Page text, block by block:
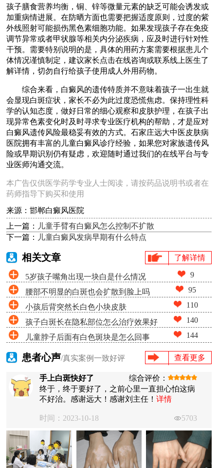
孩子膳食营养均衡，铜、锌等微量元素的缺乏可能会诱发或
加重病情进展。在防晒方面也需要把握适度原则，过度的紫
外线照射可能损伤黑色素细胞功能。如果发现孩子存在免疫
调节异常或者甲状腺等相关内分泌疾病，应及时进行针对性
干预。需要特别说明的是，具体的用药方案需要根据患儿个
体情况谨慎制定，建议家长点击在线咨询或联系线上医生了
解详情，切勿自行给孩子使用成人外用药物。
综合来看，白癜风的遗传特质并不意味着孩子一出生就
会显现白斑症状，家长不必为此过度恐慌焦虑。保持理性科
学的认知态度，做好日常的细心观察和皮肤护理，在孩子出
现异常色素变化时及时寻求专业医疗机构的帮助，才是应对
白癜风遗传风险最稳妥有效的方式。石家庄远大中医皮肤病
医院拥有丰富的儿童白癜风诊疗经验，如果您对家族遗传风
险或早期识别仍有疑虑，欢迎随时通过我们的在线平台与专
业医师沟通交流。
本广告仅供医学药学专业人士阅读，请按药品说明书或者在
药师指导下购买和使用
来源：邯郸白癜风医院
上一篇：
儿童手臂有白癜风怎么控制不扩散
下一篇：
儿童白癜风发病早期有什么特点
相关文章 了解详情
5岁孩子嘴角出现一块白是什么情况 9
腰部不明显的白斑也会扩散到脸上吗 95
小孩后背突然长白色小块皮肤 110
孩子白斑长在隐私部位怎么治疗效果好 140
儿童脖子后面有白色斑块是怎么回事 144
患者心声/真实案例一致好评 查看更多
手上白斑快好了
综合评价：
终于，终于要好了，之前心里一直担心怕这病
不好治。感谢远大！感谢刘主任！详情
时间：2023-10-18 5703